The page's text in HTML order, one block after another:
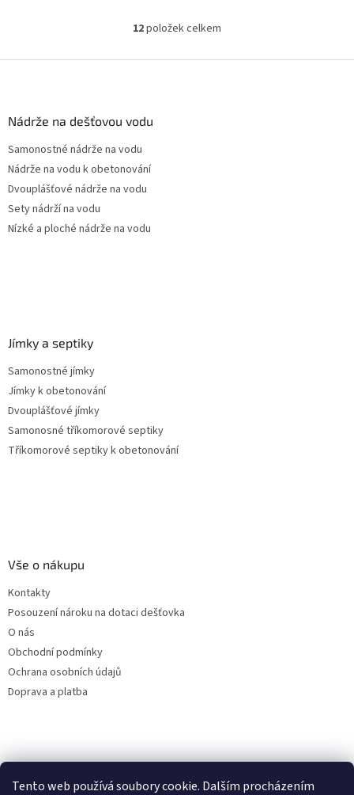
Tento web používá soubory cookie. Dalším procházením
jídel denně Průměr a umístění...
jídel denně Průměr a...
O
l
12položek celkem
Nádrže na dešťovou vodu
Samonostné nádrže na vodu
Nádrže na vodu k obetonování
Dvouplášťové nádrže na vodu
Sety nádrží na vodu
Nízké a ploché nádrže na vodu
Jímky a septiky
Samonostné jímky
Jímky k obetonování
Dvouplášťové jímky
Samonosné tříkomorové septiky
Tříkomorové septiky k obetonování
Vše o nákupu
Kontakty
Posouzení nároku na dotaci dešťovka
O nás
Obchodní podmínky
Ochrana osobních údajů
Doprava a platba
Filtry dešťové vody
Online